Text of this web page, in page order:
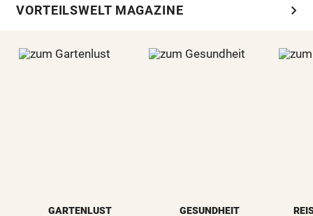
VORTEILSWELT MAGAZINE chevron_right
GARTENLUST GESUNDHEIT